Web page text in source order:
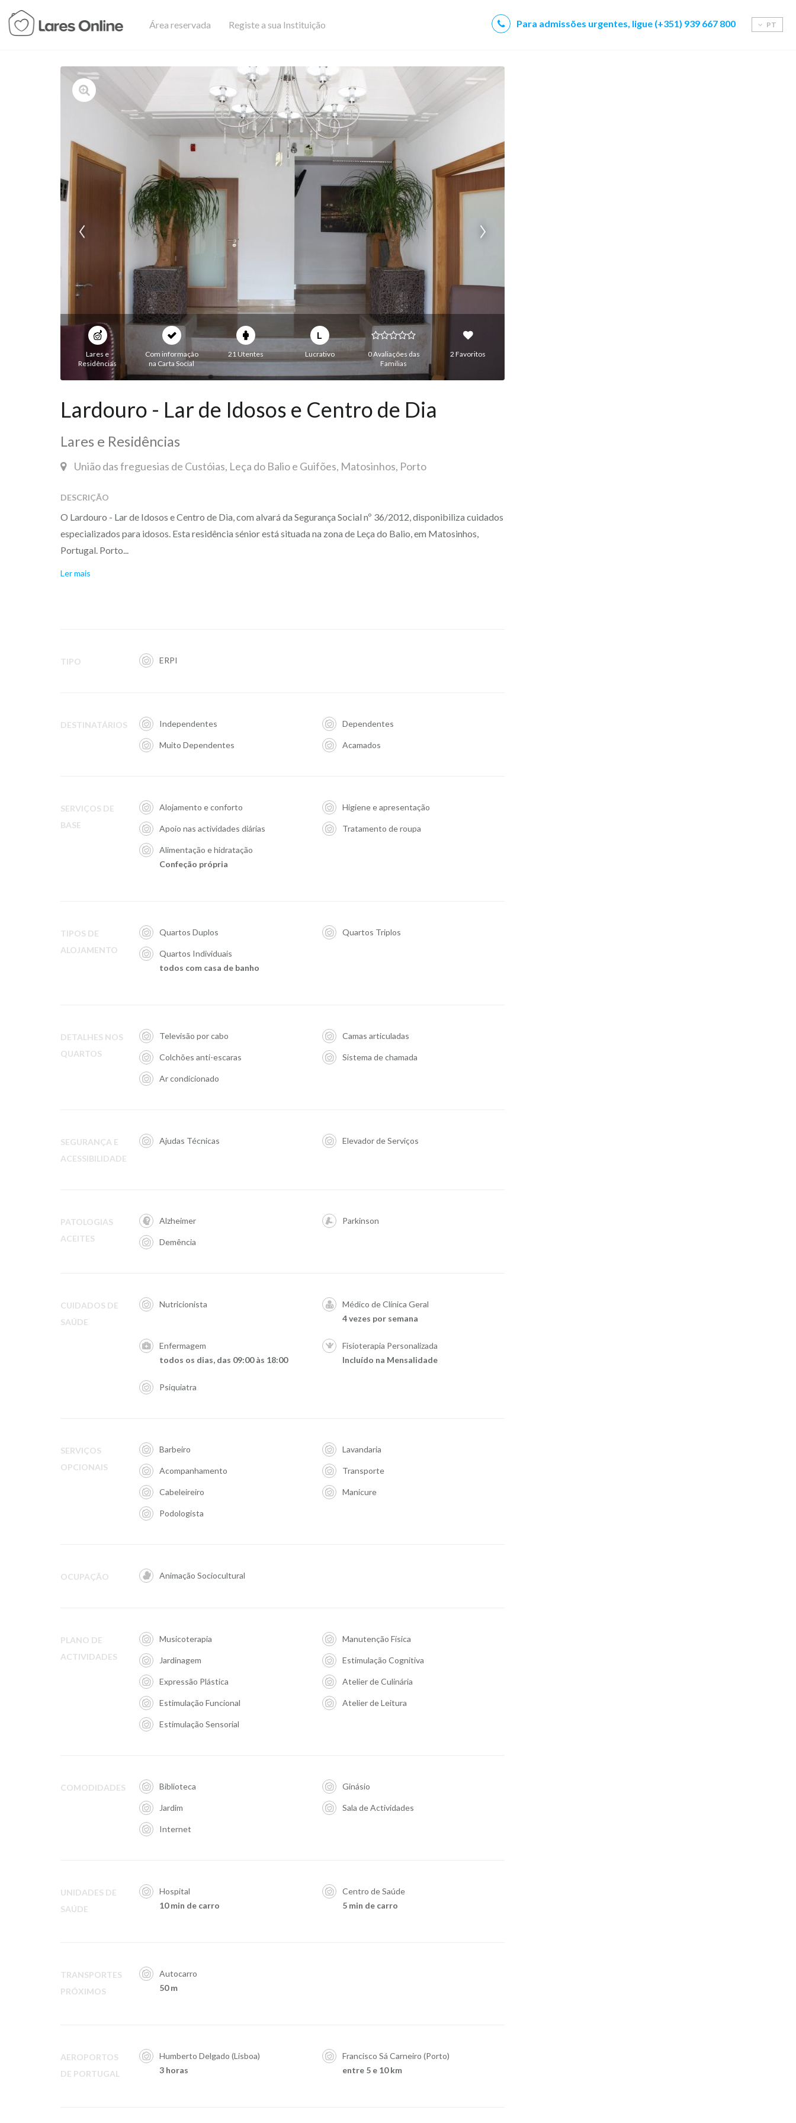
Área reservada Registe a sua Instituição PT
Para admissões urgentes, ligue (+351) 939 667 800
Lares e
Residências
Com informação
na Carta Social
21 Utentes
L
Lucrativo
0 Avaliações das
Familias
2 Favoritos
Lardouro - Lar de Idosos e Centro de Dia
Lares e Residências
União das freguesias de Custóias, Leça do Balio e Guifões, Matosinhos, Porto
DESCRIÇÃO
O Lardouro - Lar de Idosos e Centro de Dia, com alvará da Segurança Social nº 36/2012, disponibiliza cuidados
especializados para idosos. Esta residência sénior está situada na zona de Leça do Balio, em Matosinhos,
Portugal. Porto...
Ler mais
TIPO ERPI
DESTINATÁRIOS Independentes Dependentes
Muito Dependentes Acamados
SERVIÇOS DE
BASE
Alojamento e conforto Higiene e apresentação
Apoio nas actividades diárias Tratamento de roupa
Alimentação e hidratação
Confeção própria
TIPOS DE
ALOJAMENTO
Quartos Duplos Quartos Triplos
Quartos Individuais
todos com casa de banho
DETALHES NOS
QUARTOS
Televisão por cabo Camas articuladas
Colchões anti-escaras Sistema de chamada
Ar condicionado
SEGURANÇA E
ACESSIBILIDADE
Ajudas Técnicas Elevador de Serviços
PATOLOGIAS
ACEITES
Alzheimer Parkinson
Demência
CUIDADOS DE
SAÚDE
Nutricionista
Médico de Clínica Geral
4 vezes por semana
Enfermagem
todos os dias, das 09:00 às 18:00
Fisioterapia Personalizada
Incluído na Mensalidade
Psiquiatra
SERVIÇOS
OPCIONAIS
Barbeiro Lavandaria
Acompanhamento Transporte
Cabeleireiro Manicure
Podologista
OCUPAÇÃO Animação Sociocultural
PLANO DE
ACTIVIDADES
Musicoterapia Manutenção Física
Jardinagem Estimulação Cognitiva
Expressão Plástica Atelier de Culinária
Estimulação Funcional Atelier de Leitura
Estimulação Sensorial
COMODIDADES Biblioteca Ginásio
Jardim Sala de Actividades
Internet
UNIDADES DE
SAÚDE
Hospital
10 min de carro
Centro de Saúde
5 min de carro
TRANSPORTES
PRÓXIMOS
Autocarro
50 m
AEROPORTOS
DE PORTUGAL
Humberto Delgado (Lisboa)
3 horas
Francisco Sá Carneiro (Porto)
entre 5 e 10 km